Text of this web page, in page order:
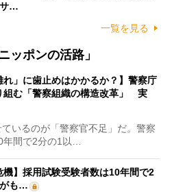
サ…
一覧を見る
ッポンの活路」
れ」に歯止めはかかるか？】警察庁
組む「警察組織の構造改革」 実
いるのが「警察官不足」だ。警察
間で2分の1以…
機】採用試験受験者数は10年間で2
も…